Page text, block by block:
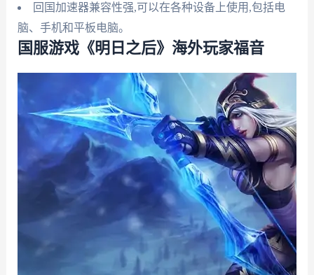
回国加速器兼容性强,可以在各种设备上使用,包括电
脑、手机和平板电脑。
国服游戏《明日之后》海外玩家福音